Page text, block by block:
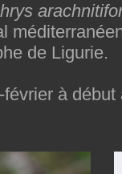
de Ligurie.
à début